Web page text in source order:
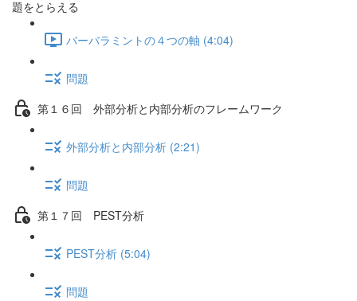
題をとらえる
バーバラミントの４つの軸 (4:04)
問題
第１６回 外部分析と内部分析のフレームワーク
外部分析と内部分析 (2:21)
問題
第１７回 PEST分析
PEST分析 (5:04)
問題